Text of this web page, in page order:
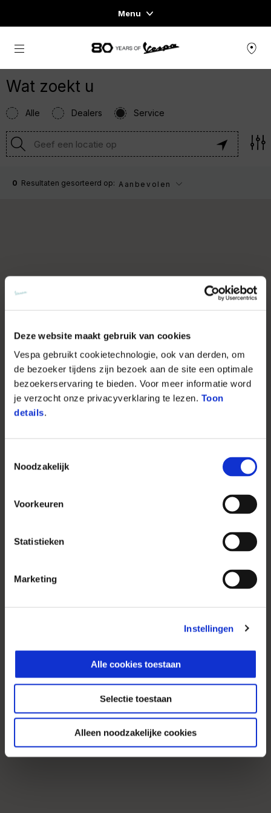
Deze website maakt gebruik van cookies
Vespa gebruikt cookietechnologie, ook van derden, om
de bezoeker tijdens zijn bezoek aan de site een optimale
bezoekerservaring te bieden. Voor meer informatie word
je verzocht onze privacyverklaring te lezen. Toon
details.
Noodzakelijk
Voorkeuren
Statistieken
Marketing
Instellingen
Alle cookies toestaan
Selectie toestaan
Alleen noodzakelijke cookies
Menu
Home
KLEDING & LIFESTYLE
VESPA ESSENTIALS
Ga naar de hoofdcontent